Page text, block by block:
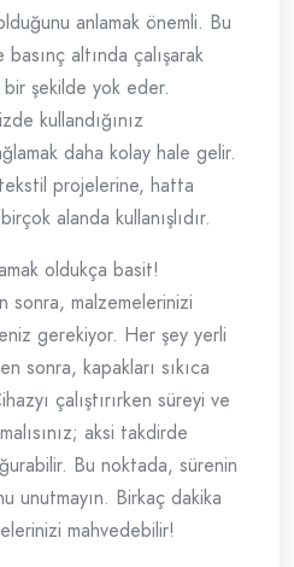
anlamak önemli. Bu
altında çalışarak
şekilde yok eder.
kullandığınız
daha kolay hale gelir.
projelerine, hatta
alanda kullanışlıdır.
oldukça basit!
sonra, malzemelerinizi
gerekiyor. Her şey yerli
sonra, kapakları sıkıca
çalıştırırken süreyi ve
aksi takdirde
Bu noktada, sürenin
unutmayın. Birkaç dakika
mahvedebilir!